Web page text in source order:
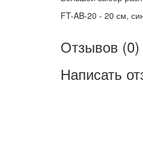
FT-AB-20 - 20 см,
Отзывов (0)
Написать